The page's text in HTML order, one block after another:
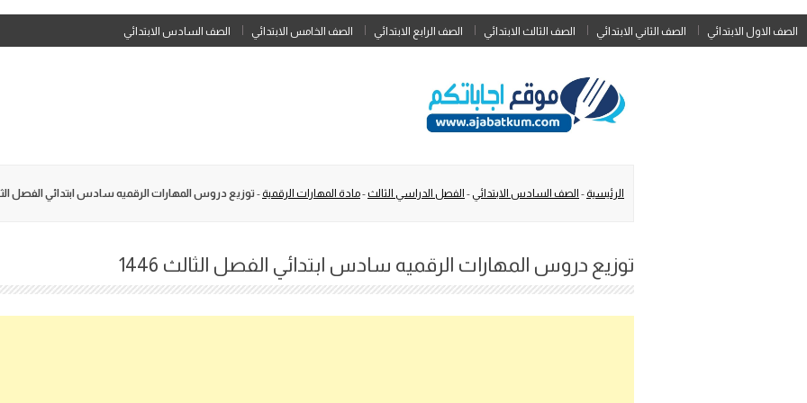
Skip
to
الصف الاول الابتدائي الصف الثاني الابتدائي الصف الثالث الابتدائي الصف الرابع الابتدائي الصف الخامس الابتدائي الصف السادس الابتدائي
الرئيسية - الصف السادس الابتدائي - الفصل الدراسي الثالث-مادة المهارات الرقمية -توزيع دروس المهارات الرقميه سادس ابتدائي الفصل الثالث
توزيع دروس المهارات الرقميه سادس ابتدائي الفصل الثالث 1446